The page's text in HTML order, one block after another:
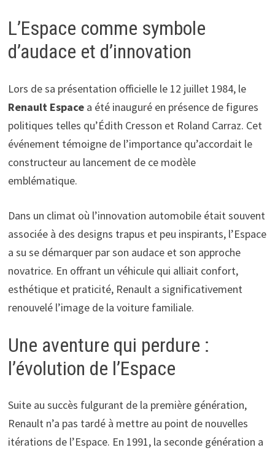
L’Espace comme symbole
d’audace et d’innovation
Lors de sa présentation officielle le 12 juillet 1984, le
Renault Espacea été inauguré en présence de figures
politiques telles qu’Édith Cresson et Roland Carraz. Cet
événement témoigne de l’importance qu’accordait le
constructeur au lancement de ce modèle
emblématique.
Dans un climat où l’innovation automobile était souvent
associée à des designs trapus et peu inspirants, l’Espace
a su se démarquer par son audace et son approche
novatrice. En offrant un véhicule qui alliait confort,
esthétique et praticité, Renault a significativement
renouvelé l’image de la voiture familiale.
Une aventure qui perdure :
l’évolution de l’Espace
Suite au succès fulgurant de la première génération,
Renault n’a pas tardé à mettre au point de nouvelles
itérations de l’Espace. En 1991, la seconde génération a